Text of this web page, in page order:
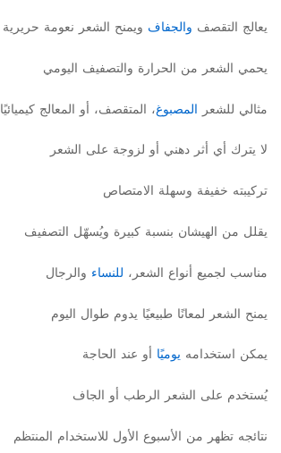
يعالج التقصف والجفاف ويمنح الشعر نعومة حريرية
يحمي الشعر من الحرارة والتصفيف اليومي
مثالي للشعر المصبوغ، المتقصف، أو المعالج كيميائيًا
لا يترك أي أثر دهني أو لزوجة على الشعر
تركيبته خفيفة وسهلة الامتصاص
يقلل من الهيشان بنسبة كبيرة ويُسهّل التصفيف
مناسب لجميع أنواع الشعر، للنساء والرجال
يمنح الشعر لمعانًا طبيعيًا يدوم طوال اليوم
يمكن استخدامه يوميًا أو عند الحاجة
يُستخدم على الشعر الرطب أو الجاف
نتائجه تظهر من الأسبوع الأول للاستخدام المنتظم